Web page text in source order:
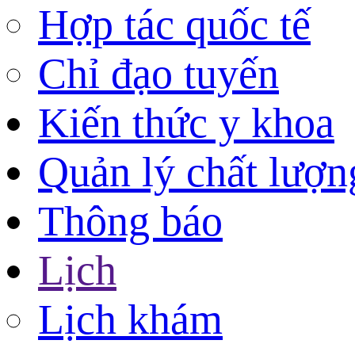
Hợp tác quốc tế
Chỉ đạo tuyến
Kiến thức y khoa
Quản lý chất
Thông báo
Lịch
Lịch khám